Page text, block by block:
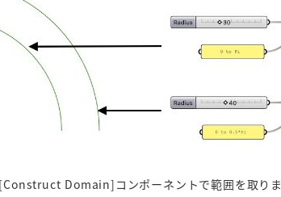
Domain]コンポーネントで範囲を取り